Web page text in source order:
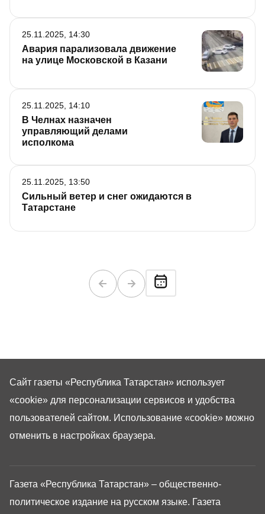
Авария парализовала движение
на улице Московской в Казани
25.11.2025, 14:30
В Челнах назначен
управляющий делами
исполкома
25.11.2025, 14:10
Сильный ветер и снег ожидаются в
Татарстане
25.11.2025, 13:50
Газета «Республика Татарстан» – общественно-
политическое издание на русском языке. Газета
Сайт газеты «Республика Татарстан» использует
«cookie» для персонализации сервисов и удобства
пользователей сайтом. Использование «cookie» можно
отменить в настройках браузера.